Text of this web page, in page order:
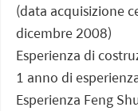
(data acquisizione
dicembre 2008)
Esperienza di
1 anno di
Esperienza Feng